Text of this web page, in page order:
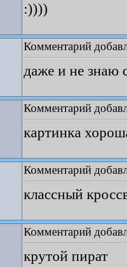
:))))
Комментарий
даже и не знаю
Комментарий
картинка
Комментарий
классный
Комментарий
крутой пират